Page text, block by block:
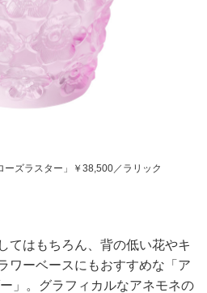
ーズラスター」￥38,500／ラリック
てはもちろん、背の低い花やキ
ワーベースにもおすすめな「ア
」。グラフィカルなアネモネの